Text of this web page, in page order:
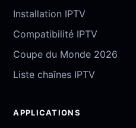
Installation IPTV
Compatibilité IPTV
Coupe du Monde 2026
Liste chaînes IPTV
APPLICATIONS